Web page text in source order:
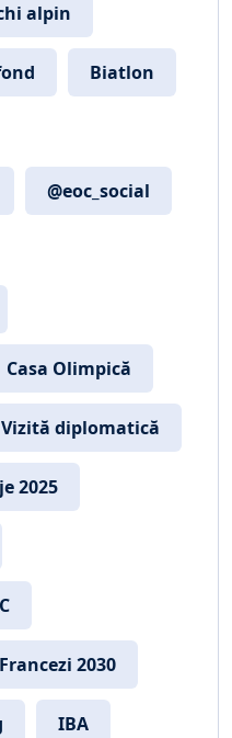
alpin
Biatlon
@eoc_social
Casa Olimpică
Vizită diplomatică
2025
2030
IBA